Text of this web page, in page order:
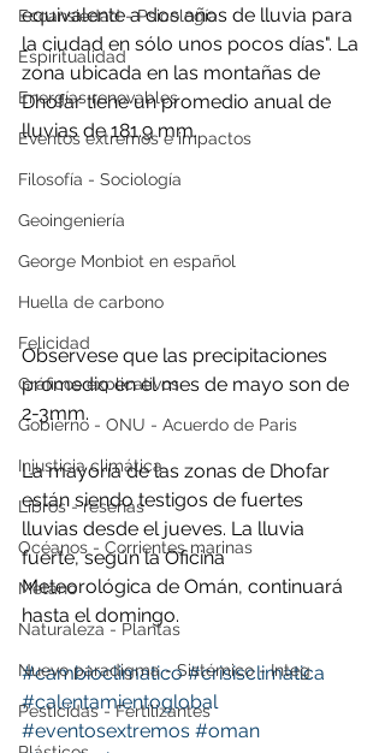
Ecoansiedad - Psicología
Espiritualidad
Energías renovables
Eventos extremos e impactos
Filosofía - Sociología
Geoingeniería
George Monbiot en español
Huella de carbono
Felicidad
Gráficos explicativos
Gobierno - ONU - Acuerdo de Paris
Injusticia climática
Libros - reseñas
Océanos - Corrientes marinas
Metano
Naturaleza - Plantas
Nuevo paradigma - Sistémico - Integ
Pesticidas - Fertilizantes
equivalente a dos años de lluvia para
la ciudad en sólo unos pocos días". La
zona ubicada en las montañas de
Dhofar tiene un promedio anual de
lluvias de 181.9 mm.
Observese que las precipitaciones
promedio en el mes de mayo son de
2-3mm.
La mayoría de las zonas de Dhofar
están siendo testigos de fuertes
lluvias desde el jueves. La lluvia
fuerte, según la Oficina
Meteorológica de Omán, continuará
hasta el domingo.
#cambioclimatico #crisisclimatica
#calentamientoglobal
#eventosextremos #oman